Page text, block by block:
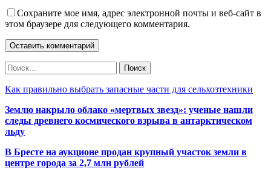
Сохраните мое имя, адрес электронной почты и веб-сайт в
этом браузере для следующего комментария.
Как правильно выбрать запасные части для сельхозтехники
Землю накрыло облако «мертвых звезд»: ученые нашли
следы древнего космического взрыва в антарктическом
льду
В Бресте на аукционе продан крупный участок земли в
центре города за 2,7 млн рублей